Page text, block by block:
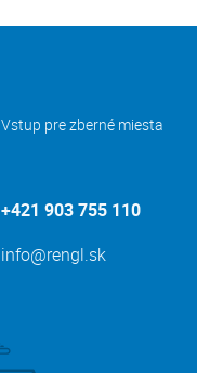
Vstup pre zberné miesta
+421 903 755 110
info@rengl.sk